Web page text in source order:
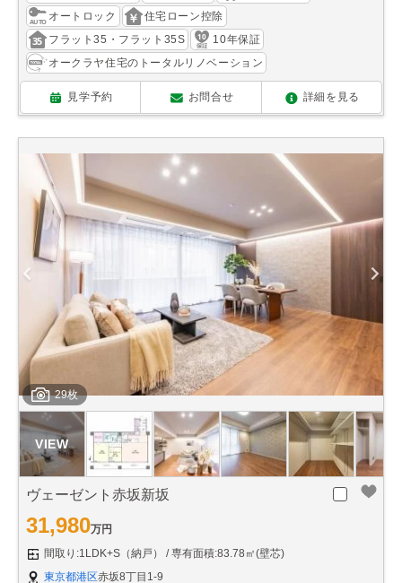
オートロック
住宅ローン控除
フラット35・フラット35S
10年保証
オークラヤ住宅のトータルリノベーション
見学予約 お問合せ 詳細を見る
29枚
ヴェーゼント赤坂新坂
31,980万円
間取り:1LDK+S（納戸）
専有面積:83.78㎡(壁芯)
東京都港区赤坂8丁目1-9